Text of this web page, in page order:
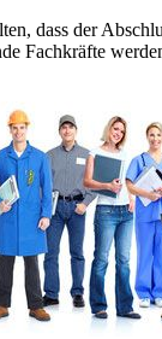
dass der
Fachkräfte